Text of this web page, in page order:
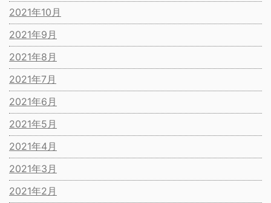
2021年10月
2021年9月
2021年8月
2021年7月
2021年6月
2021年5月
2021年4月
2021年3月
2021年2月